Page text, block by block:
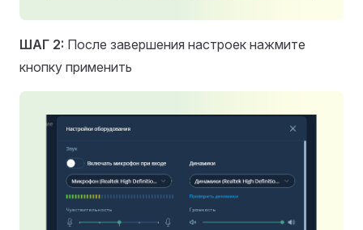
ШАГ 2: После завершения настроек нажмите
кнопку применить